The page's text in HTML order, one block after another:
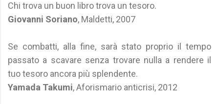
Chi trova un buon libro trova un tesoro.
Giovanni Soriano, Maldetti, 2007
Se combatti, alla fine, sarà stato proprio il tempo
passato a scavare senza trovare nulla a rendere il
tuo tesoro ancora più splendente.
Yamada Takumi, Aforismario anticrisi, 2012